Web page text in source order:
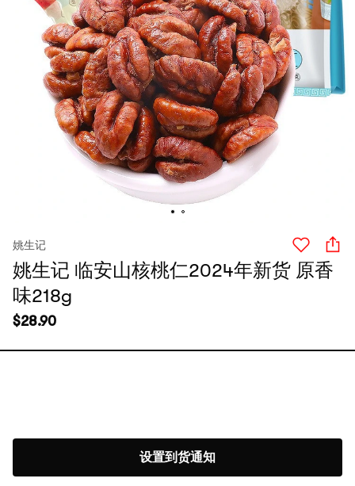
姚生记
姚生记 临安山核桃仁2024年新货 原香
味218g
$28.90
设置到货通知